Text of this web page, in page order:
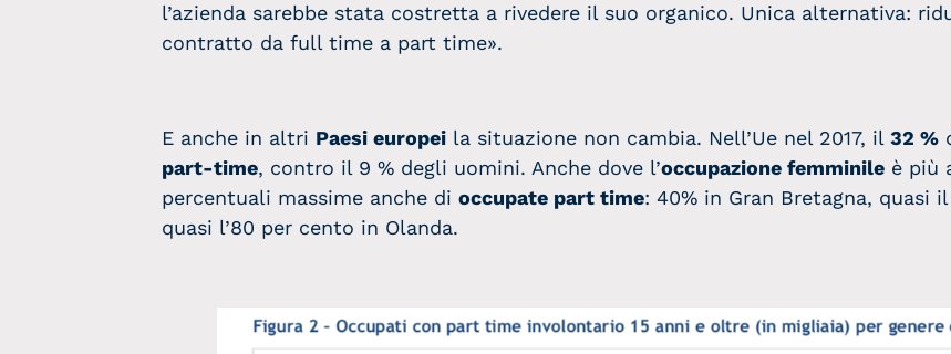
l’azienda sarebbe stata costretta a rivedere il suo organico. Unica alternativa:
contratto da full time a part time».
E anche in altri Paesi europei la situazione non cambia. Nell’Ue nel 2017, il 32 %
part-time, contro il 9 % degli uomini. Anche dove l’occupazione femminile è più
percentuali massime anche di occupate part time: 40% in Gran Bretagna, quasi
quasi l’80 per cento in Olanda.